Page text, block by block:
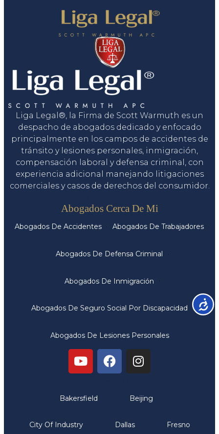
Liga Legal®, la Firma de Scott Warmuth es un
despacho de abogados dedicado y enfocado
principalmente en los campos de accidentes de
tránsito y lesiones personales, inmigración,
compensación laboral y defensa criminal, con
experiencia adicional manejando litigaciones
comerciales y casos de derechos del consumidor.
Abogados Cerca De Mi
Abogados De Accidentes Abogados De Trabajadores
Abogados De Defensa Criminal
Abogados De Inmigración
Abogados De Seguro Social Por Discapacidad
Abogados De Lesiones Personales
Bakersfield Beijing
City Of Industry Dallas Fresno